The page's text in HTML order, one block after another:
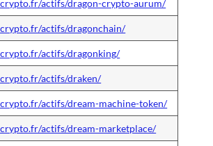
actifs/dragon-crypto-aurum/
actifs/dragonchain/
actifs/dragonking/
actifs/draken/
actifs/dream-machine-token/
actifs/dream-marketplace/